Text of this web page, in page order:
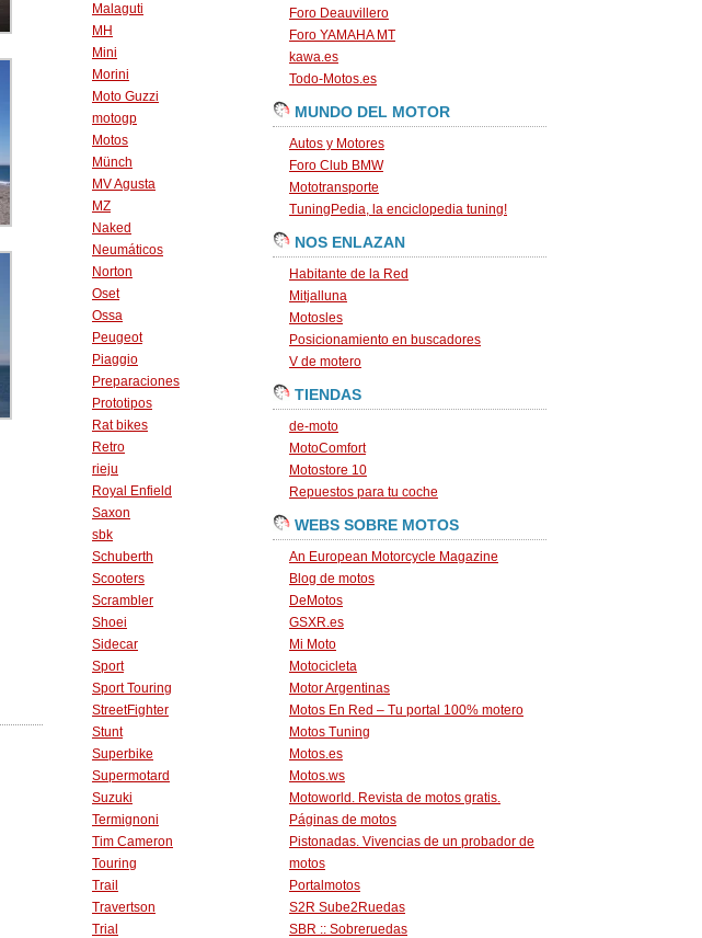
Malaguti
MH
Mini
Morini
Moto Guzzi
motogp
Motos
Münch
MV Agusta
MZ
Naked
Neumáticos
Norton
Oset
Ossa
Peugeot
Piaggio
Preparaciones
Prototipos
Rat bikes
Retro
rieju
Royal Enfield
Saxon
sbk
Schuberth
Scooters
Scrambler
Shoei
Sidecar
Sport
Sport Touring
StreetFighter
Stunt
Superbike
Supermotard
Suzuki
Termignoni
Tim Cameron
Touring
Trail
Travertson
Trial
Foro Deauvillero
Foro YAMAHA MT
kawa.es
Todo-Motos.es
MUNDO DEL MOTOR
Autos y Motores
Foro Club BMW
Mototransporte
TuningPedia, la enciclopedia tuning!
NOS ENLAZAN
Habitante de la Red
Mitjalluna
Motosles
Posicionamiento en buscadores
V de motero
TIENDAS
de-moto
MotoComfort
Motostore 10
Repuestos para tu coche
WEBS SOBRE MOTOS
An European Motorcycle Magazine
Blog de motos
DeMotos
GSXR.es
Mi Moto
Motocicleta
Motor Argentinas
Motos En Red – Tu portal 100% motero
Motos Tuning
Motos.es
Motos.ws
Motoworld. Revista de motos gratis.
Páginas de motos
Pistonadas. Vivencias de un probador de
motos
Portalmotos
S2R Sube2Ruedas
SBR :: Sobreruedas